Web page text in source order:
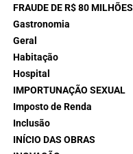
FRAUDE DE R$ 80 MILHÕES
Gastronomia
Geral
Habitação
Hospital
IMPORTUNAÇÃO SEXUAL
Imposto de Renda
Inclusão
INÍCIO DAS OBRAS